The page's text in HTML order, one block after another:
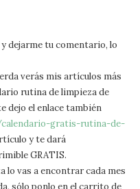
dejarme tu comentario, lo
verás mis artículos más
rutina de limpieza de
dejo el enlace también
gratis-rutina-de-
y te dará
GRATIS.
lo vas a encontrar cada mes
sólo ponlo en el carrito de